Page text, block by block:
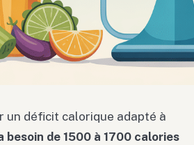
un déficit calorique adapté à
besoin de 1500 à 1700 calories